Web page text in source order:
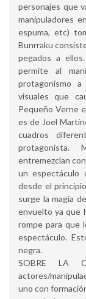
personajes que
manipuladores
espuma, etc)
Bunrraku
pegados a
permite al
protagonismo
visuales que
Pequeño Verne
es de Joel
cuadros
protagonista.
entremezclan
un espectáculo
desde el
surge la magia
envuelto ya que
rompe para que
espectáculo.
negra.
SOBRE LA
actores/
uno con